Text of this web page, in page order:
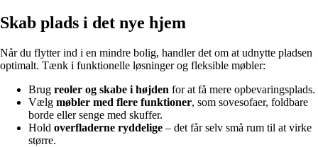
Skab plads i det nye hjem
Når du flytter ind i en mindre bolig, handler det om at udnytte pladsen
optimalt. Tænk i funktionelle løsninger og fleksible møbler:
Brug reoler og skabe i højden for at få mere opbevaringsplads.
Vælg møbler med flere funktioner, som sovesofaer, foldbare
borde eller senge med skuffer.
Hold overfladerne ryddelige – det får selv små rum til at virke
større.